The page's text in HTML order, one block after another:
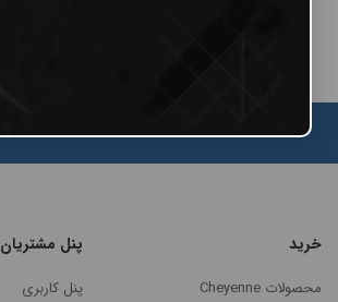
خرید
محصولات Cheyenne
پنل مشتریان
پنل کاربری